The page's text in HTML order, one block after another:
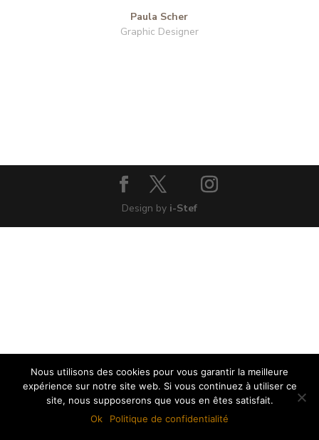
Paula Scher
Graphic Designer
Design by i-Stef
Nous utilisons des cookies pour vous garantir la meilleure
expérience sur notre site web. Si vous continuez à utiliser ce
site, nous supposerons que vous en êtes satisfait.
Ok
Politique de confidentialité